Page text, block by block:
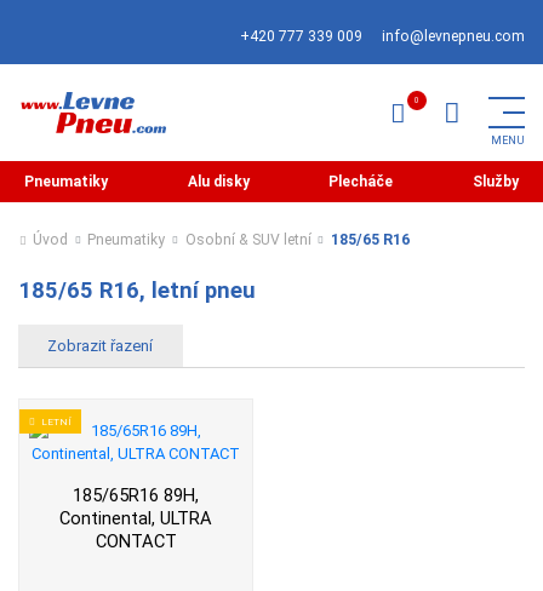
+420 777 339 009 info@levnepneu.com
Pneumatiky Alu disky Plecháče Služby
Úvod Pneumatiky Osobní & SUV letní 185/65 R16
185/65 R16, letní pneu
LETNÍ
185/65R16 89H,
Continental, ULTRA
CONTACT